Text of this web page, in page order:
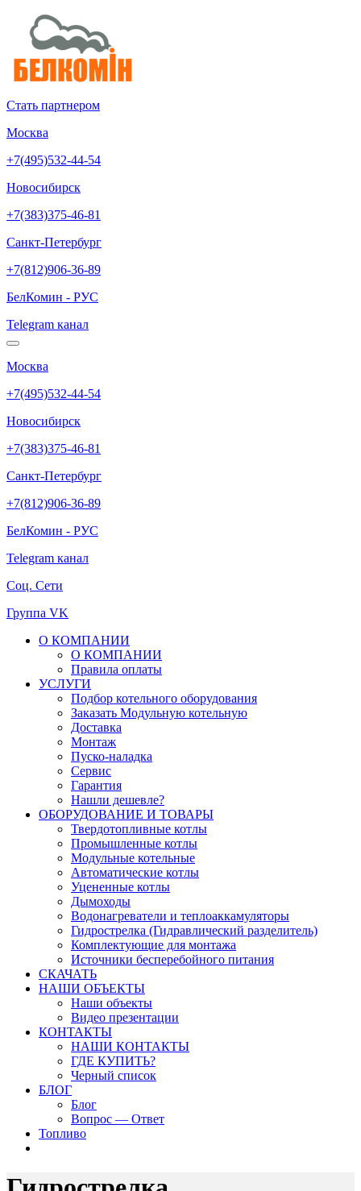
Стать партнером
Москва
+7(495)532-44-54
Новосибирск
+7(383)375-46-81
Санкт-Петербург
+7(812)906-36-89
БелКомин - РУС
Telegram канал
Москва
+7(495)532-44-54
Новосибирск
+7(383)375-46-81
Санкт-Петербург
+7(812)906-36-89
БелКомин - РУС
Telegram канал
Соц. Сети
Группа VK
О КОМПАНИИ
О КОМПАНИИ
Правила оплаты
УСЛУГИ
Подбор котельного оборудования
Заказать Модульную котельную
Доставка
Монтаж
Пуско-наладка
Сервис
Гарантия
Нашли дешевле?
ОБОРУДОВАНИЕ И ТОВАРЫ
Твердотопливные котлы
Промышленные котлы
Модульные котельные
Автоматические котлы
Уцененные котлы
Дымоходы
Водонагреватели и теплоаккамуляторы
Гидрострелка (Гидравлический разделитель)
Комплектующие для монтажа
Источники бесперебойного питания
СКАЧАТЬ
НАШИ ОБЪЕКТЫ
Наши объекты
Видео презентации
КОНТАКТЫ
НАШИ КОНТАКТЫ
ГДЕ КУПИТЬ?
Черный список
БЛОГ
Блог
Вопрос — Ответ
Топливо